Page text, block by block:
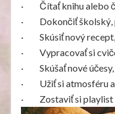
· Čítať knihu alebo
· Dokončiť školský,
· Skúsiť nový recept,
· Vypracovať si
· Skúšať nové účesy,
· Užiť si atmosféru a
· Zostaviť si playlist